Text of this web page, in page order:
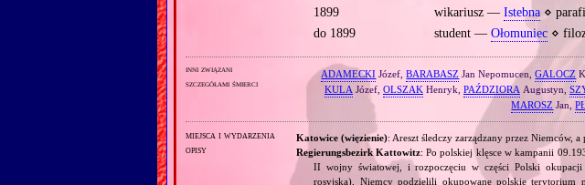
1899
wikariusz — Istebna⋄
do 1899
student — Ołomuniec⋄
inni związani
szczegółami śmierci
ADAMECKI Józef,BARABASZ Jan Nepomucen,GALOCZ
KULA Józef, OLSZAKHenryk, PAŹDZIORA Augustyn,
MAROSZ Jan,
miejsca i wydarzenia
opisy
Katowice (więzienie): Areszt śledczy zarządzany przez Niemców,
Regierungsbezirk Kattowitz: Po polskiej klęsce w kampanii
II wojny światowej, i rozpoczęciu w części Polski okupacji
rosyjska), Niemcy podzielili okupowane polskie terytorium